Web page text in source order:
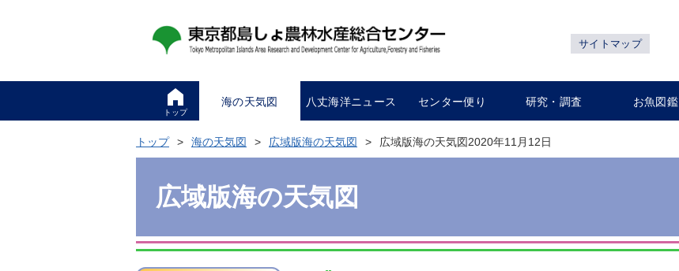
サイトマップ
トップ
海の天気図 八丈海洋ニュース センター便り 研究・調査 お魚図鑑
トップ 海の天気図 広域版海の天気図 広域版海の天気図2020年11月12日
広域版海の天気図